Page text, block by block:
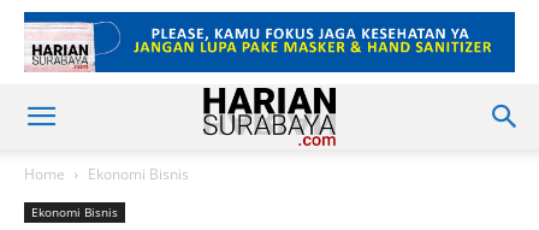
Home Ekonomi Bisnis
Ekonomi Bisnis